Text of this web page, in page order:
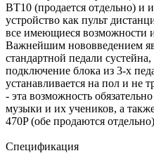
BT10 (продается отдельно) и
устройство как пульт
все имеющиеся возможности
Важнейшим нововведением
стандартной педали
подключение блока из 3-х
устанавливается на пол и не
- эта возможность
музыки и их учеников, а
470P (обе продаются
Спецификация